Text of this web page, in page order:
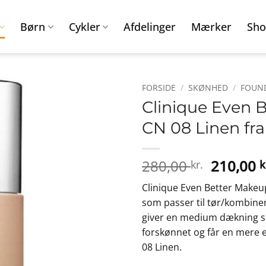
Børn Cykler Afdelinger Mærker
FORSIDE / SKØNHED /
Clinique Even
CN 08 Linen
280,00kr. Den
pris
var:
280,00
210,00
Clinique Even Better
som passer til tør/
giver en medium dækning
forskønnet og får en mere
08 Linen.